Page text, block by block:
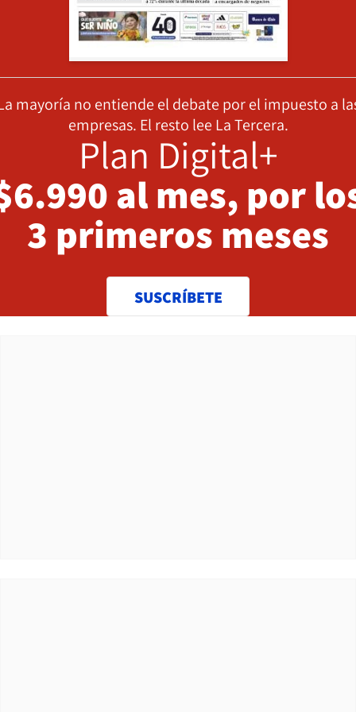
mayoría no entiende el debate por el impuesto a
empresas. El resto lee La Tercera.
Plan Digital+
al mes, por
3 primeros meses
SUSCRÍBETE